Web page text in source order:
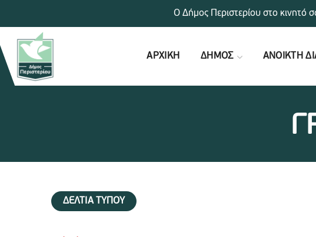
ΑΡΧΙΚΗ ΔΗΜΟΣ ΑΝΟΙΚΤΗ
ΔΕΛΤΙΑ ΤΥΠΟΥ
Ο Δήμος Περιστερίου στο κινητό